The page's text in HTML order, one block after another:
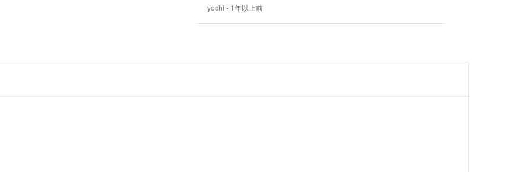
最後までお読みいただきありがとうございます！
迅速な対応を心がけています！
yochi - 1年以上前